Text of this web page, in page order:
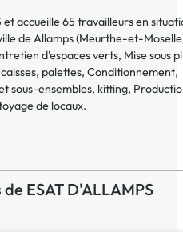
et accueille 65 travailleurs en
deAllamps(Meurthe-et-Moselle
d'espaces verts, Mise sous
palettes, Conditionnement,
sous-ensembles, kitting,
de locaux.
ESAT D'ALLAMPS